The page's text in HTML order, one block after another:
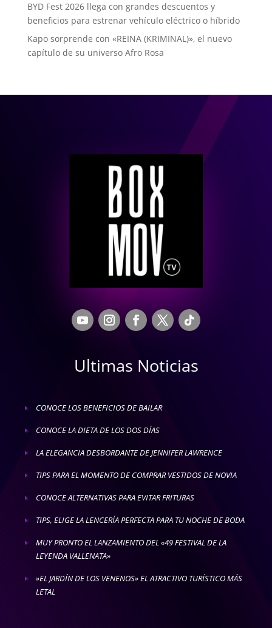
BYD Fest 2026 llega con grandes descuentos y
beneficios para estrenar vehículo eléctrico o híbrido
Kapo sorprende con «REINA (KRIMINAL)», el nuevo
capítulo de su universo Afro Rosa
Ultimas Noticias
E CONOCE LOS BENEFICIOS DE BAILAR
E CONOCE LA DIETA DE LOS DOS DÍAS
E LA ELEGANCIA DESBORDANTE DE JENNIFER LAWRENCE
E TIPS PARA EL MOMENTO DE COMPRAR VESTIDOS DE NOVIA
E CONOCE ALTERNATIVAS PARA EVITAR FRITURAS
E TIPS, ELIGE LA LENCERÍA PERFECTA PARA TU NOCHE DE BODA
E
MUY PRONTO EL LANZAMIENTO DEL «49 FESTIVAL DE LA
LEYENDA VALLENATA»
E
»EL JARDÍN DE LOS VENENOS» EL ATRACTIVO TURÍSTICO MÁS
LETAL